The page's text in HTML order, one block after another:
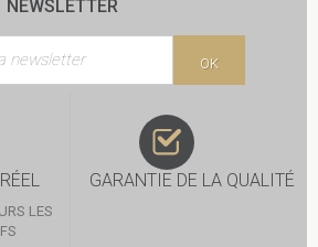
NEWSLETTER
OK
LES
GARANTIE DE LA QUALITÉ